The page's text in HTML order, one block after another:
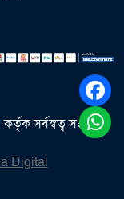
কর্তৃক সর্বস্বত্ব সংরক্ষিত
Digital